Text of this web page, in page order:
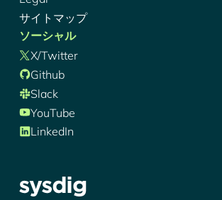
サイトマップ
ソーシャル
X/Twitter
Github
Slack
YouTube
LinkedIn